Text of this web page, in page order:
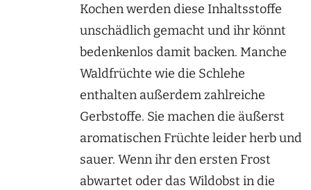
Kochen werden diese Inhaltsstoffe
unschädlich gemacht und ihr könnt
bedenkenlos damit backen. Manche
Waldfrüchte wie die Schlehe
enthalten außerdem zahlreiche
Gerbstoffe. Sie machen die äußerst
aromatischen Früchte leider herb und
sauer. Wenn ihr den ersten Frost
abwartet oder das Wildobst in die